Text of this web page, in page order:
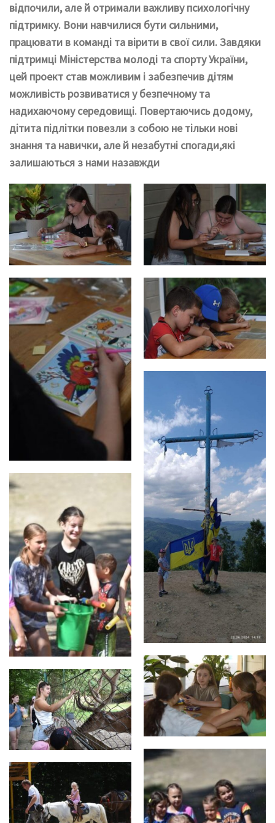
відпочили, але й отримали важливу психологічну
підтримку. Вони навчилися бути сильними,
працювати в команді та вірити в свої сили. Завдяки
підтримці Міністерства молоді та спорту України,
цей проект став можливим і забезпечив дітям
можливість розвиватися у безпечному та
надихаючому середовищі. Повертаючись додому,
дітита підлітки повезли з собою не тільки нові
знання та навички, але й незабутні спогади,які
залишаються з нами назавжди